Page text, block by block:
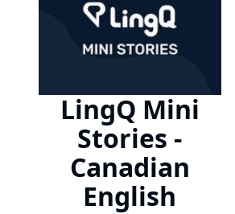
LingQ Mini
Stories -
Canadian
English